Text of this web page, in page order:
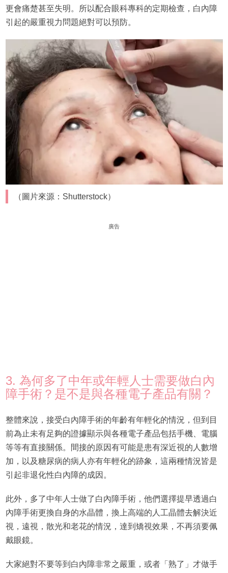
更會痛楚甚至失明。所以配合眼科專科的定期檢查，白內障
引起的嚴重視力問題絕對可以預防。
（圖片來源：Shutterstock）
廣告
3. 為何多了中年或年輕人士需要做白內
障手術？是不是與各種電子產品有關？
整體來說，接受白內障手術的年齡有年輕化的情況，但到目
前為止未有足夠的證據顯示與各種電子產品包括手機、電腦
等等有直接關係。間接的原因有可能是患有深近視的人數增
加，以及糖尿病的病人亦有年輕化的跡象，這兩種情況皆是
引起非退化性白內障的成因。
此外，多了中年人士做了白內障手術，他們選擇提早透過白
內障手術更換自身的水晶體，換上高端的人工晶體去解決近
視，遠視，散光和老花的情況，達到矯視效果，不再須要佩
戴眼鏡。
大家絕對不要等到白內障非常之嚴重，或者「熟了」才做手